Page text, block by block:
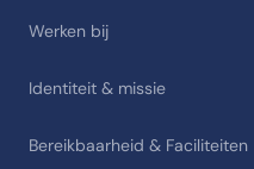
Werken bij
Identiteit & missie
Bereikbaarheid & Faciliteiten